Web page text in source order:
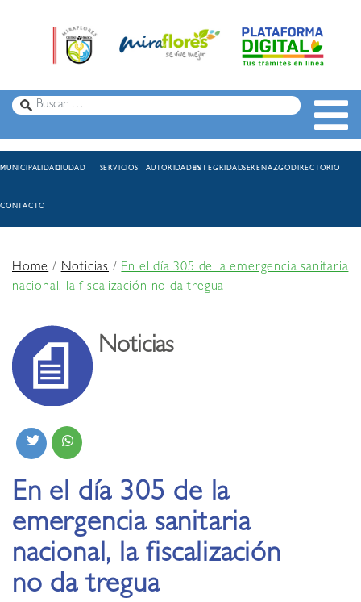
MUNICIPALIDADCIUDAD SERVICIOS AUTORIDADESINTEGRIDADSERENAZGODIRECTORIO
CONTACTO
Home/Noticias /En el día 305 de la emergencia sanitaria
nacional, la fiscalización no da tregua
Noticias
En el día 305 de la
emergencia sanitaria
nacional, la fiscalización
no da tregua